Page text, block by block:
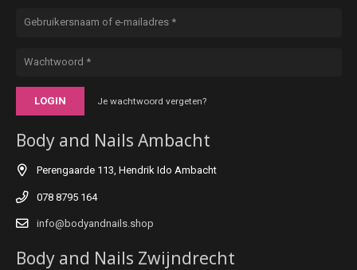
LOGIN Je wachtwoord vergeten?
Body and Nails Ambacht
Perengaarde 113, Hendrik Ido Ambacht
078 8795 164
info@bodyandnails.shop
Body and Nails Zwijndrecht